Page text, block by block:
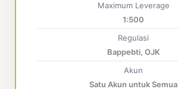
Maximum Leverage
1:500
Regulasi
Bappebti, OJK
Akun
Satu Akun untuk Semua